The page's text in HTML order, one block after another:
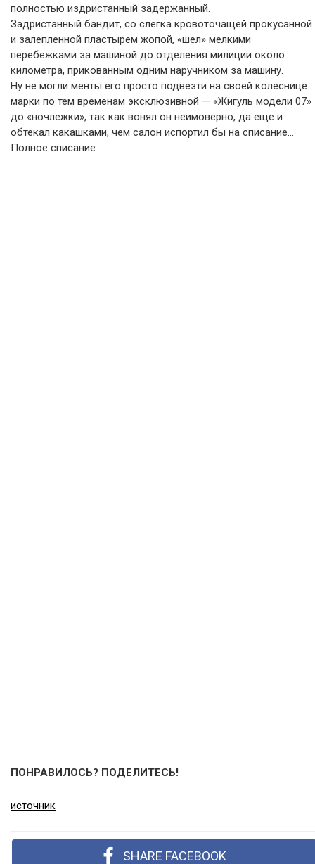
полностью издристанный задержанный.
Задристанный бандит, со слегка кровоточащей прокусанной
и залепленной пластырем жопой, «шел» мелкими
перебежками за машиной до отделения милиции около
километра, прикованным одним наручником за машину.
Ну не могли менты его просто подвезти на своей колеснице
марки по тем временам эксклюзивной — «Жигуль модели 07»
до «ночлежки», так как вонял он неимоверно, да еще и
обтекал какашками, чем салон испортил бы на списание…
Полное списание.
ПОНРАВИЛОСЬ? ПОДЕЛИТЕСЬ!
источник
SHARE FACEBOOK